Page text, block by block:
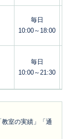
毎日
10:00～18:00
毎日
10:00～21:30
室の実績」「通